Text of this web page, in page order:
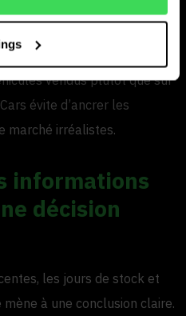
réellement été vendues ? »
vendus plutôt que sur
évite d’ancrer les
marché irréalistes.
informations
décision
les jours de stock et
à une conclusion claire.